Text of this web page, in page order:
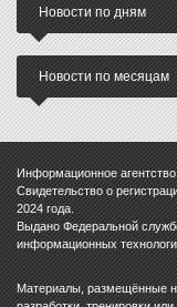
Новости по дням
Новости по месяцам
Информационное
Свидетельство о
2024 года.
Выдано Федеральной
информационных
Материалы, размещённые